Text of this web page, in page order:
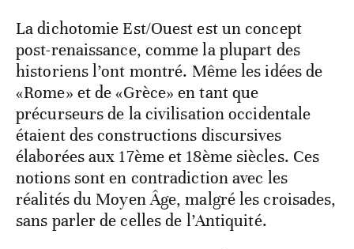
La dichotomie Est/Ouest est un concept
post-renaissance, comme la plupart des
historiens l’ont montré. Même les idées de
«Rome» et de «Grèce» en tant que
précurseurs de la civilisation occidentale
étaient des constructions discursives
élaborées aux 17ème et 18ème siècles. Ces
notions sont en contradiction avec les
réalités du Moyen Âge, malgré les croisades,
sans parler de celles de l’Antiquité.